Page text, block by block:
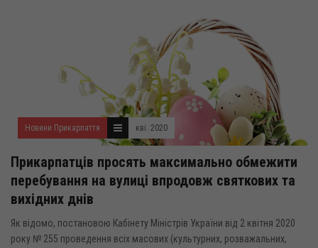
Новини Прикарпаття кві. 2020
Прикарпатців просять максимально обмежити
перебування на вулиці впродовж святкових та
вихідних днів
Як відомо, постановою Кабінету Міністрів України від 2 квітня 2020
року № 255 проведення всіх масових (культурних, розважальних,